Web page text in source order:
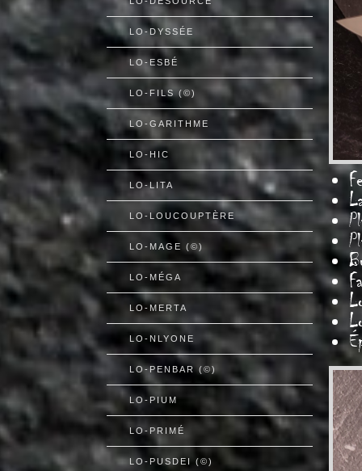
LO-DYSSÉE
LO-ESBÉ
LO-FILS (©)
LO-GARITHME
LO-HIC
LO-LITA
LO-LOUCOUPTÈRE
LO-MAGE (©)
LO-MÉGA
LO-MERTA
LO-NLYONE
LO-PENBAR (©)
LO-PIUM
LO-PRIMÉ
LO-PUSDEI (©)